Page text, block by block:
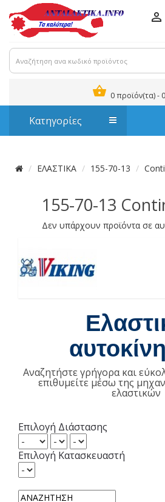
0 προϊόν(τα) -
Κατηγορίες
ΕΛΑΣΤΙΚΑ 155-70-13
155-70-13
Δεν υπάρχουν προϊόντα σε
Αναζητήστε γρήγορα και
επιθυμείτε μέσω της
ελαστικών
Επιλογή Διάστασης
Επιλογή Κατασκευαστή